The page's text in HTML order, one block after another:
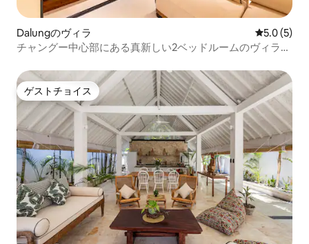
Dalungのヴィラ レビュー5
5.0 (5)
チャングー中心部にある真新しい2ベッドルームのヴィラ
ゲストチョイス
ゲストチョイス